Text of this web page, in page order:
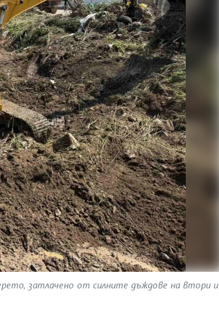
затлачено от силните дъждове на втори и